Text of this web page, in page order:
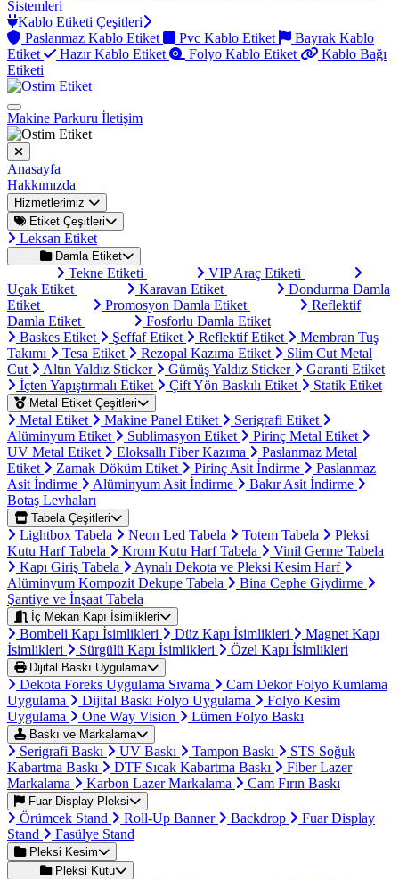
Sistemleri
Kablo Etiketi Çeşitleri
Paslanmaz Kablo Etiket
Pvc Kablo Etiket
Bayrak Kablo
Etiket
Hazır Kablo Etiket Folyo Kablo Etiket
Kablo Bağı
Etiketi
Makine Parkuru İletişim
Anasayfa
Hakkımızda
Hizmetlerimiz
Etiket Çeşitleri
Leksan Etiket
Damla Etiket
Tekne Etiketi
VIP Araç Etiketi
Uçak Etiket
Karavan Etiket
Dondurma Damla
Etiket
Promosyon Damla Etiket
Reflektif
Damla Etiket
Fosforlu Damla Etiket
Baskes Etiket
Şeffaf Etiket Reflektif Etiket
Membran Tuş
Takımı
Tesa Etiket Rezopal Kazıma Etiket
Slim Cut Metal
Cut
Altın Yaldız Sticker Gümüş Yaldız Sticker
Garanti Etiket
İçten Yapıştırmalı Etiket
Çift Yön Baskılı Etiket Statik Etiket
Metal Etiket Çeşitleri
Metal Etiket Makine Panel Etiket
Serigrafi Etiket
Alüminyum Etiket
Sublimasyon Etiket
Pirinç Metal Etiket
UV Metal Etiket
Eloksallı Fiber Kazıma
Paslanmaz Metal
Etiket
Zamak Döküm Etiket Pirinç Asit İndirme
Paslanmaz
Asit İndirme
Alüminyum Asit İndirme
Bakır Asit İndirme
Botaş Levhaları
Tabela Çeşitleri
Lightbox Tabela Neon Led Tabela Totem Tabela
Pleksi
Kutu Harf Tabela
Krom Kutu Harf Tabela
Vinil Germe Tabela
Kapı Giriş Tabela
Aynalı Dekota ve Pleksi Kesim Harf
Alüminyum Kompozit Dekupe Tabela
Bina Cephe Giydirme
Şantiye ve İnşaat Tabela
İç Mekan Kapı İsimlikleri
Bombeli Kapı İsimlikleri Düz Kapı İsimlikleri
Magnet Kapı
İsimlikleri
Sürgülü Kapı İsimlikleri Özel Kapı İsimlikleri
Dijital Baskı Uygulama
Dekota Foreks Uygulama Sıvama
Cam Dekor Folyo Kumlama
Uygulama
Dijital Baskı Folyo Uygulama
Folyo Kesim
Uygulama
One Way Vision Lümen Folyo Baskı
Baskı ve Markalama
Serigrafi Baskı UV Baskı Tampon Baskı
STS Soğuk
Kabartma Baskı
DTF Sıcak Kabartma Baskı
Fiber Lazer
Markalama
Karbon Lazer Markalama Cam Fırın Baskı
Fuar Display Pleksi
Örümcek Stand Roll-Up Banner Backdrop
Fuar Display
Stand
Fasülye Stand
Pleksi Kesim
Pleksi Kutu